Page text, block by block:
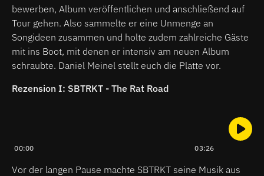
bewerben, Album veröffentlichen und anschließend auf
Tour gehen. Also sammelte er eine Unmenge an
Songideen zusammen und holte zudem zahlreiche Gäste
mit ins Boot, mit denen er intensiv am neuen Album
schraubte. Daniel Meinel stellt euch die Platte vor.
Rezension I: SBTRKT - The Rat Road
00:00 03:26
Vor der langen Pause machte SBTRKT seine Musik aus